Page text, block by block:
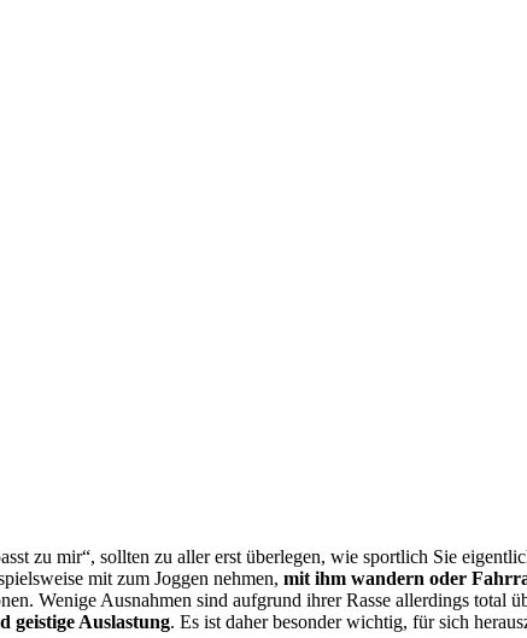
zu mir“, sollten zu aller erst überlegen, wie sportlich Sie
mit zum Joggen nehmen, mit ihm wandern oder
Wenige Ausnahmen sind aufgrund ihrer Rasse allerdings total
geistige Auslastung. Es ist daher besonder wichtig, für sich